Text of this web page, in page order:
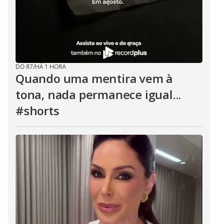
DO R7/HÁ 1 HORA
Quando uma mentira vem à
tona, nada permanece igual...
#shorts